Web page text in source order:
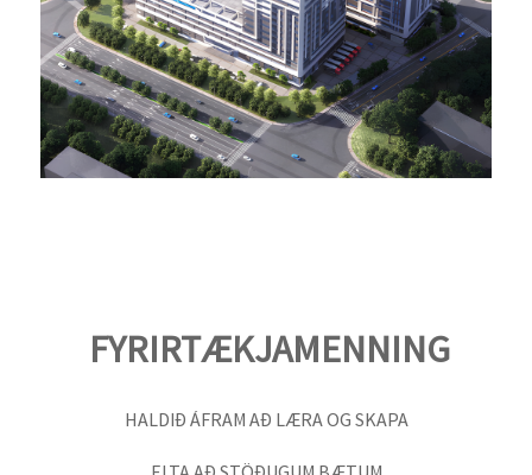
FYRIRTÆKJAMENNING
HALDIÐ ÁFRAM AÐ LÆRA OG SKAPA